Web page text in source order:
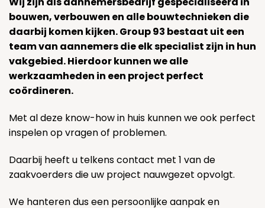
bouwen, verbouwen en alle bouwtechnieken die
daarbij komen kijken. Group 93 bestaat uit een
team van aannemers die elk specialist zijn in hun
vakgebied. Hierdoor kunnen we alle
werkzaamheden in een project perfect
coördineren.
Met al deze know-how in huis kunnen we ook perfect
inspelen op vragen of problemen.
Daarbij heeft u telkens contact met 1 van de
zaakvoerders die uw project nauwgezet opvolgt.
We hanteren dus een persoonlijke aanpak en